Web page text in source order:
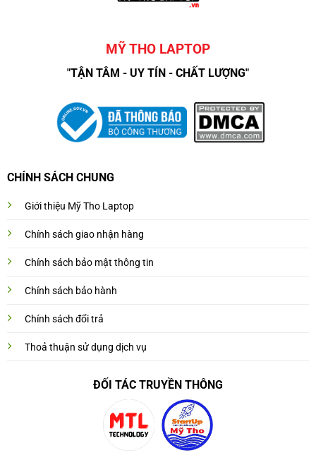
MỸ THO LAPTOP
"TẬN TÂM - UY TÍN - CHẤT LƯỢNG"
CHÍNH SÁCH CHUNG
Giới thiệu Mỹ Tho Laptop
Chính sách giao nhận hàng
Chính sách bảo mật thông tin
Chính sách bảo hành
Chính sách đổi trả
Thoả thuận sử dụng dịch vụ
ĐỐI TÁC TRUYỀN THÔNG